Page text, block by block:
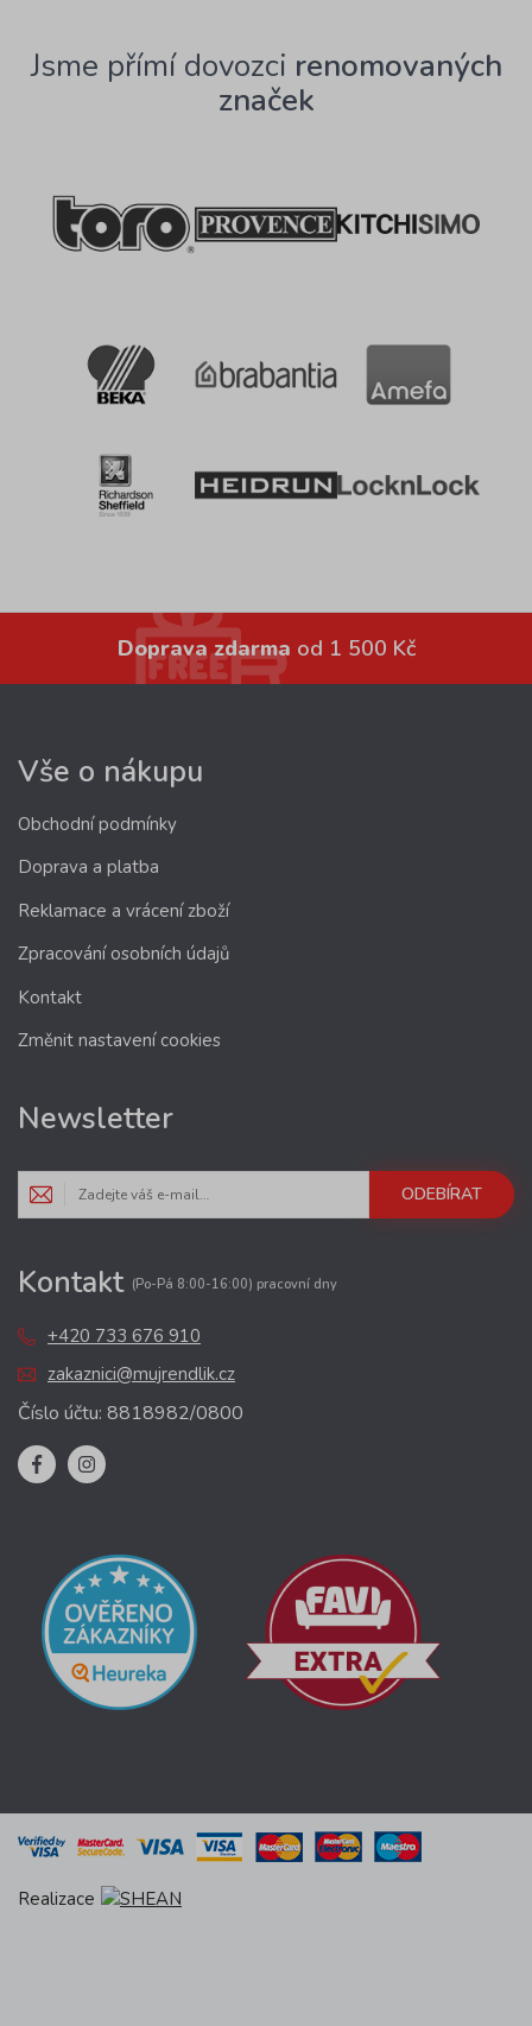
Jsme přímí dovozci renomovaných
značek
Doprava zdarma od 1 500 Kč
Vše o nákupu
Obchodní podmínky
Doprava a platba
Reklamace a vrácení zboží
Zpracování osobních údajů
Kontakt
Změnit nastavení cookies
Newsletter
ODEBÍRAT
Kontakt (Po-Pá 8:00-16:00) pracovní dny
+420 733 676 910
zakaznici@mujrendlik.cz
Číslo účtu: 8818982/0800
Realizace